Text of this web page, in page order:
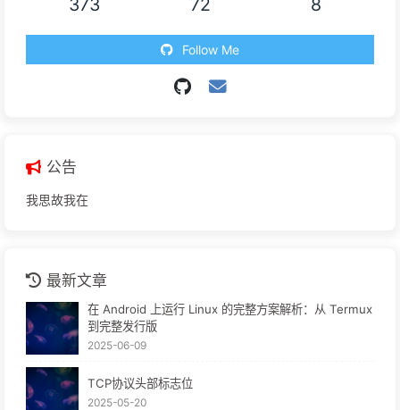
373 72 8
Follow Me
公告
我思故我在
最新文章
在 Android 上运行 Linux 的完整方案解析：从 Termux
到完整发行版
2025-06-09
TCP协议头部标志位
2025-05-20